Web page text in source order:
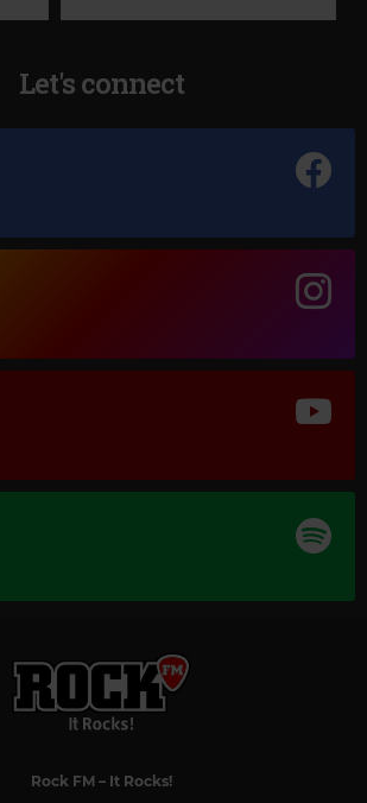
Magic Classic Music
LA LISONJERA
Love
Let's connect
Rock FM– It Rocks!